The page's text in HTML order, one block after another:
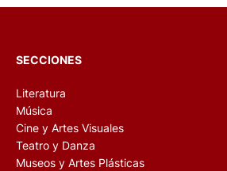
SECCIONES
Literatura
Música
Cine y Artes Visuales
Teatro y Danza
Museos y Artes Plásticas